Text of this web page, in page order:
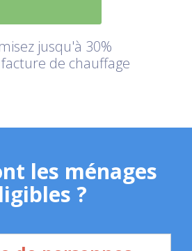
jusqu'à 30%
de chauffage
les ménages
?